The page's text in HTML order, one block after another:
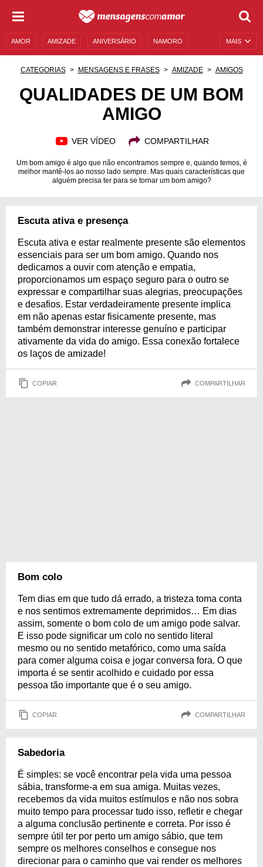
MAIS
AMOR AMIZADE ANIVERSÁRIO NAMORO
MENSAGENS DE ANIVERSÁRIO
CATEGORIAS MENSAGENS E FRASES AMIZADE AMIGOS
QUALIDADES DE UM BOM
AMIGO
VER VÍDEO COMPARTILHAR
Um bom amigo é algo que não encontramos sempre e, quando temos, é
melhor mantê-los ao nosso lado sempre. Mas quais características que
alguém precisa ter para se tornar um bom amigo?
Escuta ativa e presença
Escuta ativa e estar realmente presente são elementos
essenciais para ser um bom amigo. Quando nos
dedicamos a ouvir com atenção e empatia,
proporcionamos um espaço seguro para o outro se
expressar e compartilhar suas alegrias, preocupações
e desafios. Estar verdadeiramente presente implica
em não apenas estar fisicamente presente, mas
também demonstrar interesse genuíno e participar
ativamente da vida do amigo. Essa conexão fortalece
os laços de amizade!
COPIAR COMPARTILHAR
Bom colo
Tem dias em que tudo dá errado, a tristeza toma conta
e nos sentimos extremamente deprimidos… Em dias
assim, somente o bom colo de um amigo pode salvar.
E isso pode significar um colo no sentido literal
mesmo ou no sentido metafórico, como uma saída
para comer alguma coisa e jogar conversa fora. O que
importa é se sentir acolhido e cuidado por essa
pessoa tão importante que é o seu amigo.
COPIAR COMPARTILHAR
Sabedoria
É simples: se você encontrar pela vida uma pessoa
sábia, transforme-a em sua amiga. Muitas vezes,
recebemos da vida muitos estímulos e não nos sobra
muito tempo para processar tudo isso, refletir e chegar
a alguma conclusão pertinente e correta. Por isso é
sempre útil ter por perto um amigo sábio, que tem
sempre os melhores conselhos e consegue nos
direcionar para o caminho que vai render os melhores